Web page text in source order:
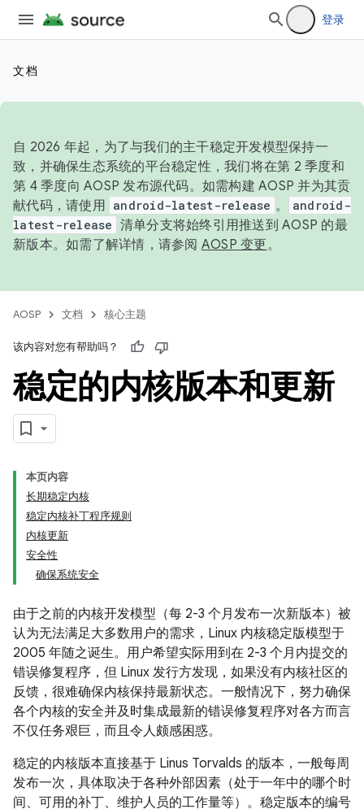
登录
文档
自 2026 年起，为了与我们的主干稳定开发模型保持一
致，并确保生态系统的平台稳定性，我们将在第 2 季度和
第 4 季度向 AOSP 发布源代码。如需构建 AOSP 并为其贡
献代码，请使用 android-latest-release 。
android-
latest-release 清单分支将始终引用推送到 AOSP 的最
新版本。如需了解详情，请参阅 AOSP 变更。
AOSP 文档 核心主题
该内容对您有帮助吗？
稳定的内核版本和更新
本页内容
长期稳定内核
稳定内核补丁程序规则
内核更新
安全性
确保系统安全
由于之前的内核开发模型（每 2-3 个月发布一次新版本）被
认为无法满足大多数用户的需求，Linux 内核稳定版模型于
2005 年随之诞生。用户希望实际用到在 2-3 个月内提交的
错误修复程序，但 Linux 发行方发现，如果没有内核社区的
反馈，很难确保内核保持最新状态。一般情况下，努力确保
各个内核的安全并及时集成最新的错误修复程序对各方而言
不仅任务艰巨，而且令人颇感困惑。
稳定的内核版本直接基于 Linus Torvalds 的版本，一般每周
发布一次，具体取决于各种外部因素（处于一年中的哪个时
间、可用的补丁、维护人员的工作量等）。稳定版本的编号